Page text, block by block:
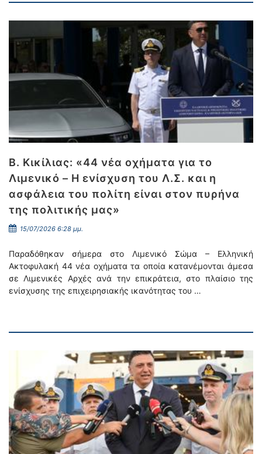
Β. Κικίλιας: «44 νέα οχήματα για το
Λιμενικό – Η ενίσχυση του Λ.Σ. και η
ασφάλεια του πολίτη είναι στον πυρήνα
της πολιτικής μας»
15/07/2026 6:28 μμ.
Παραδόθηκαν σήμερα στο Λιμενικό Σώμα – Ελληνική
Ακτοφυλακή 44 νέα οχήματα τα οποία κατανέμονται άμεσα
σε Λιμενικές Αρχές ανά την επικράτεια, στο πλαίσιο της
ενίσχυσης της επιχειρησιακής ικανότητας του …